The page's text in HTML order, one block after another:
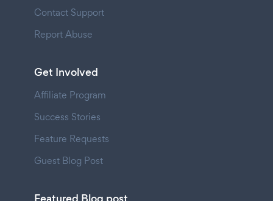
Contact Support
Report Abuse
Get Involved
Affiliate Program
Success Stories
Feature Requests
Guest Blog Post